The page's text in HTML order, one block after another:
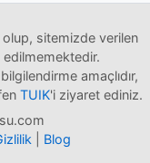
olup, sitemizde verilen
amaçlıdır,
TUIK'i ziyaret ediniz.
Blog